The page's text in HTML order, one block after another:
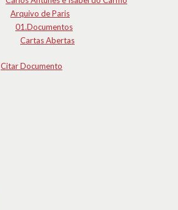
Arquivo de Paris
01.Documentos
Cartas Abertas
Citar Documento